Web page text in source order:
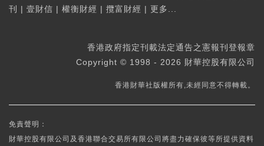
刊
| 壹財信 | 權衡財經 | 攬富財經 | 更多...
香港政府指定刊載法定通告之憲報刊登報章
Copyright © 1998 - 2026 財華控股有限公司
香港財華社版權所有,未經同意不得轉載。
免責聲明：
財華控股有限公司及香港聯合交易所有限公司將盡力確保彼等所提供資料